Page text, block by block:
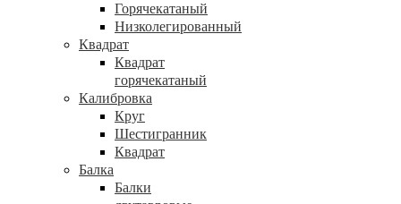
Горячекатаный
Низколегированный
Квадрат
Квадрат
горячекатаный
Калибровка
Круг
Шестигранник
Квадрат
Балка
Балки